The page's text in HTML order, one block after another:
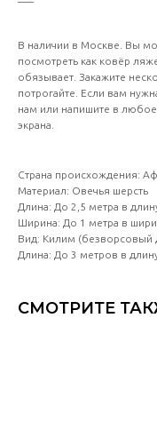
В наличии в Москве. Вы
посмотреть как ковёр
обязывает. Закажите
потрогайте. Если вам
нам или напишите в
экрана.
Страна происхождения:
Материал: Овечья шерсть
Длина: До 2,5 метра в
Ширина: До 1 метра в
Вид: Килим (безворсовый
Длина: До 3 метров в
СМОТРИТЕ